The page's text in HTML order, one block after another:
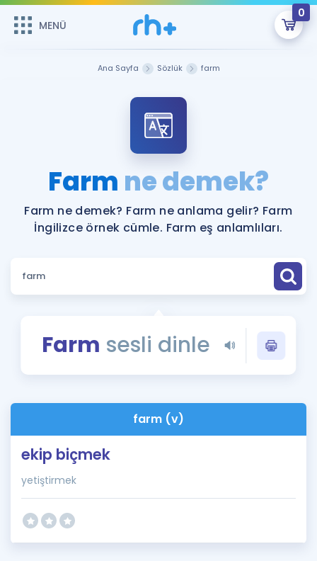
MENÜ
0
ÜYE DEĞİLİM
Sepetin Şu An Boş.
Remzi Hoca ile seni sınava hazırlayacak onlarca eğitim seni
bekliyor!
MENÜ
Faydalı Araçlar
Sözlük
Blog
İngilizce Gramer
Ana Sayfa Sözlük farm
Farm ne demek?
Farm ne demek? Farm ne anlama gelir? Farm
İngilizce örnek cümle. Farm eş anlamlıları.
Farm sesli dinle
farm (v)
ekip biçmek
yetiştirmek